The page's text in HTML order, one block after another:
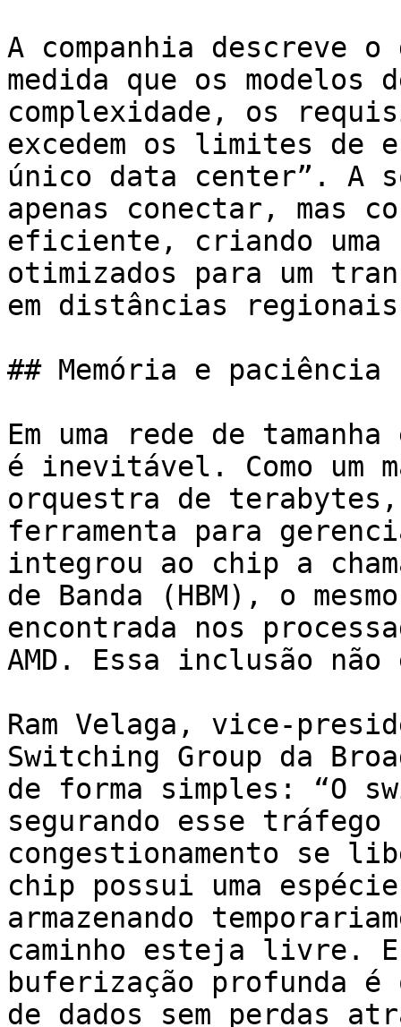
A companhia descreve
medida que os modelos
complexidade, os
excedem os limites de
único data center”. A
apenas conectar, mas
eficiente, criando uma
otimizados para um
em distâncias
## Memória e
Em uma rede de
é inevitável. Como um
orquestra de
ferramenta para
integrou ao chip a
de Banda (HBM), o
encontrada nos
AMD. Essa inclusão
Ram Velaga, vice-
Switching Group da
de forma simples: “O
segurando esse
congestionamento se
chip possui uma
armazenando
caminho esteja livre.
buferização profunda
de dados sem perdas